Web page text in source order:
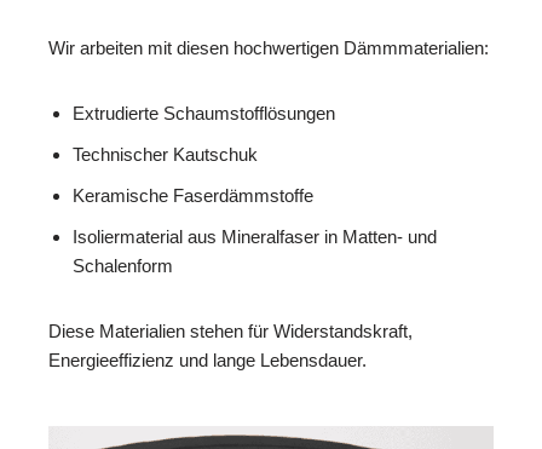
Wir arbeiten mit diesen hochwertigen Dämmmaterialien:
Extrudierte Schaumstofflösungen
Technischer Kautschuk
Keramische Faserdämmstoffe
Isoliermaterial aus Mineralfaser in Matten- und
Schalenform
Diese Materialien stehen für Widerstandskraft,
Energieeffizienz und lange Lebensdauer.